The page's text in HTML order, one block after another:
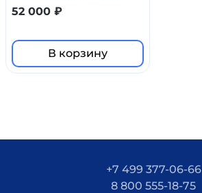
52 000 ₽
В корзину
+7 499 377-06-66
8 800 555-18-75